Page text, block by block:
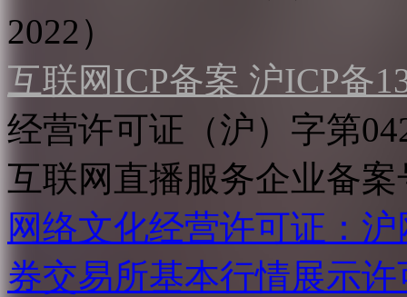
2022）
互联网ICP备案 沪ICP备
经营许可证（沪）字第
互联网直播服务企业备案
网络文化经营许可证：
券交易所基本行情展示许